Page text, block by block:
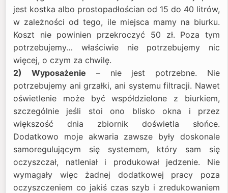
jest kostka albo prostopadłościan od 15 do 40 litrów,
w zależności od tego, ile miejsca mamy na biurku.
Koszt nie powinien przekroczyć 50 zł. Poza tym
potrzebujemy… właściwie nie potrzebujemy nic
więcej, o czym za chwilę.
2) Wyposażenie – nie jest potrzebne. Nie
potrzebujemy ani grzałki, ani systemu filtracji. Nawet
oświetlenie może być współdzielone z biurkiem,
szczególnie jeśli stoi ono blisko okna i przez
większość dnia zbiornik doświetla słońce.
Dodatkowo moje akwaria zawsze były doskonale
samoregulującym się systemem, który sam się
oczyszczał, natleniał i produkował jedzenie. Nie
wymagały więc żadnej dodatkowej pracy poza
oczyszczeniem co jakiś czas szyb i zredukowaniem